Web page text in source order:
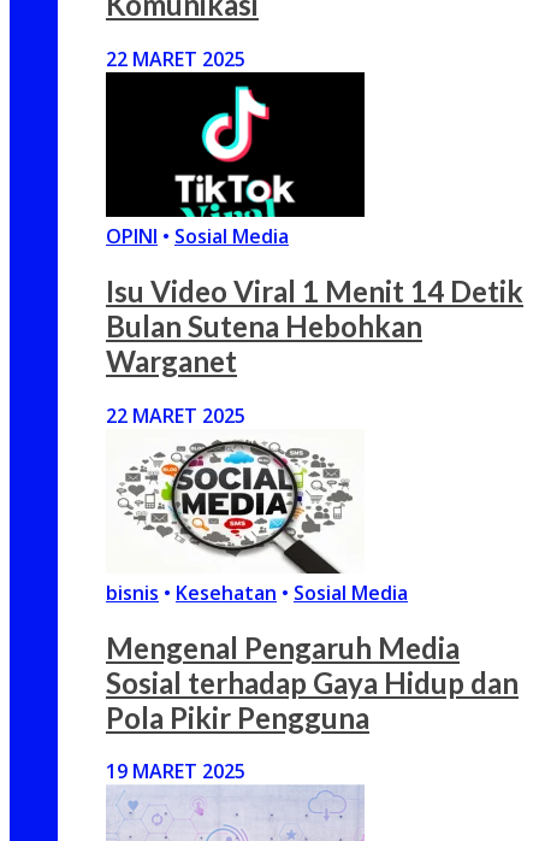
22 MARET 2025
OPINI • Sosial Media
Isu Video Viral 1 Menit 14 Detik
Bulan Sutena Hebohkan
Warganet
22 MARET 2025
bisnis • Kesehatan • Sosial Media
Mengenal Pengaruh Media
Sosial terhadap Gaya Hidup dan
Pola Pikir Pengguna
19 MARET 2025